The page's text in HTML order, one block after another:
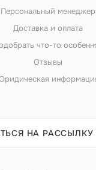
Персональный менеджер
Доставка и оплата
что-то
Отзывы
НА РАССЫЛКУ